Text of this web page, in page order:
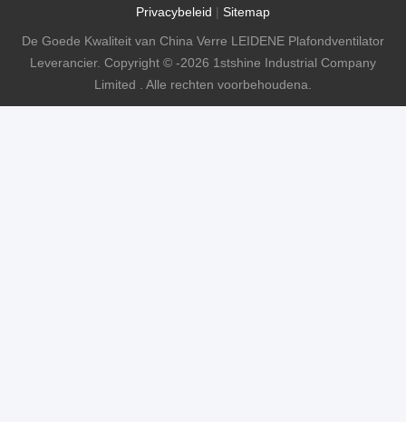
Privacybeleid | Sitemap
De Goede Kwaliteit van China Verre LEIDENE Plafondventilator
Leverancier. Copyright © -2026 1stshine Industrial Company
Limited . Alle rechten voorbehoudena.